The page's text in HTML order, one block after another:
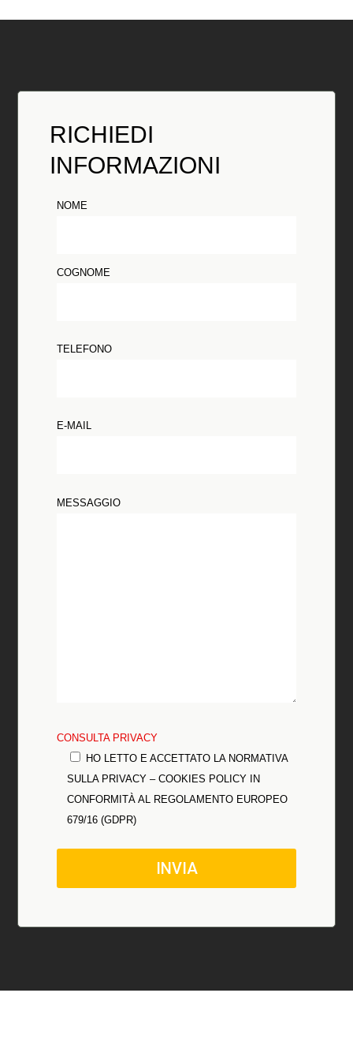
RICHIEDI
INFORMAZIONI
NOME
COGNOME
TELEFONO
E-MAIL
MESSAGGIO
CONSULTA PRIVACY
HO LETTO E ACCETTATO LA NORMATIVA
SULLA PRIVACY – COOKIES POLICY IN
CONFORMITÀ AL REGOLAMENTO EUROPEO
679/16 (GDPR)
INVIA